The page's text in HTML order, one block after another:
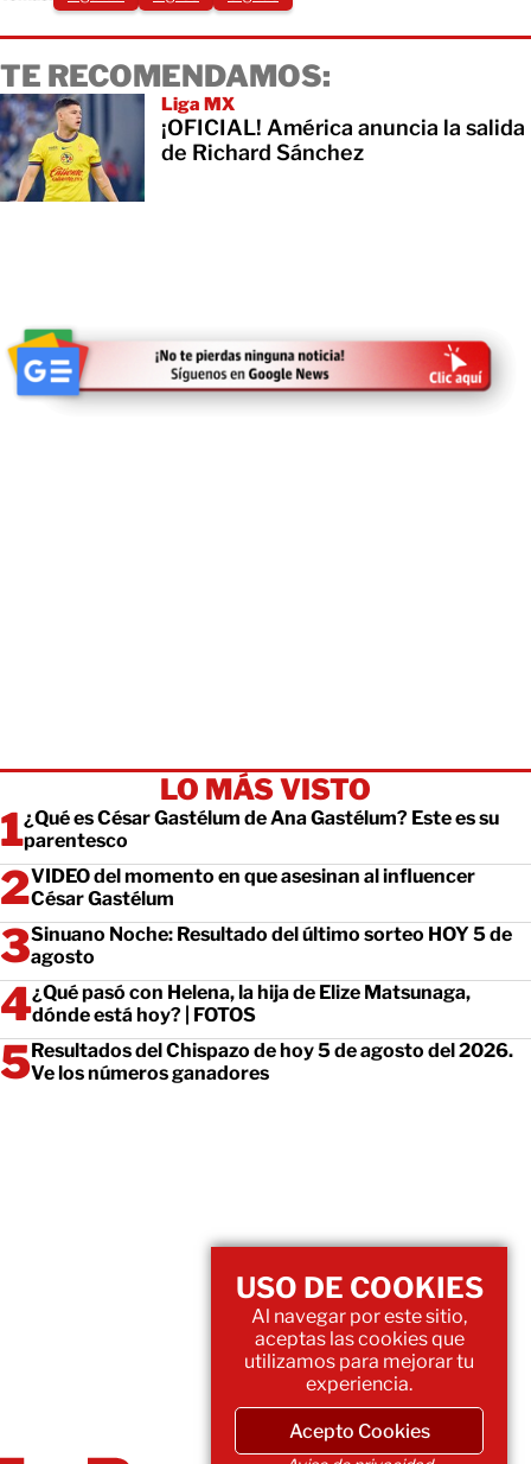
TE RECOMENDAMOS:
Liga MX
¡OFICIAL! América anuncia la salida
de Richard Sánchez
LO MÁS VISTO
¿Qué es César Gastélum de Ana Gastélum? Este es su
parentesco
VIDEO del momento en que asesinan al influencer
César Gastélum
Sinuano Noche: Resultado del último sorteo HOY 5 de
agosto
¿Qué pasó con Helena, la hija de Elize Matsunaga,
dónde está hoy? | FOTOS
Resultados del Chispazo de hoy 5 de agosto del 2026.
Ve los números ganadores
USO DE COOKIES
Al navegar por este sitio,
aceptas las cookies que
utilizamos para mejorar tu
experiencia.
Acepto Cookies